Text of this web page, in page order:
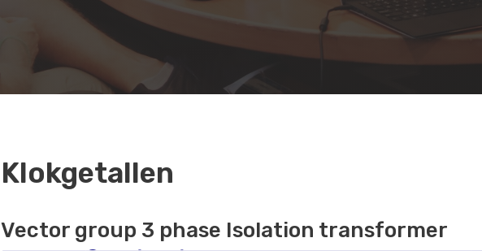
Klokgetallen
Vector group 3 phase Isolation transformer